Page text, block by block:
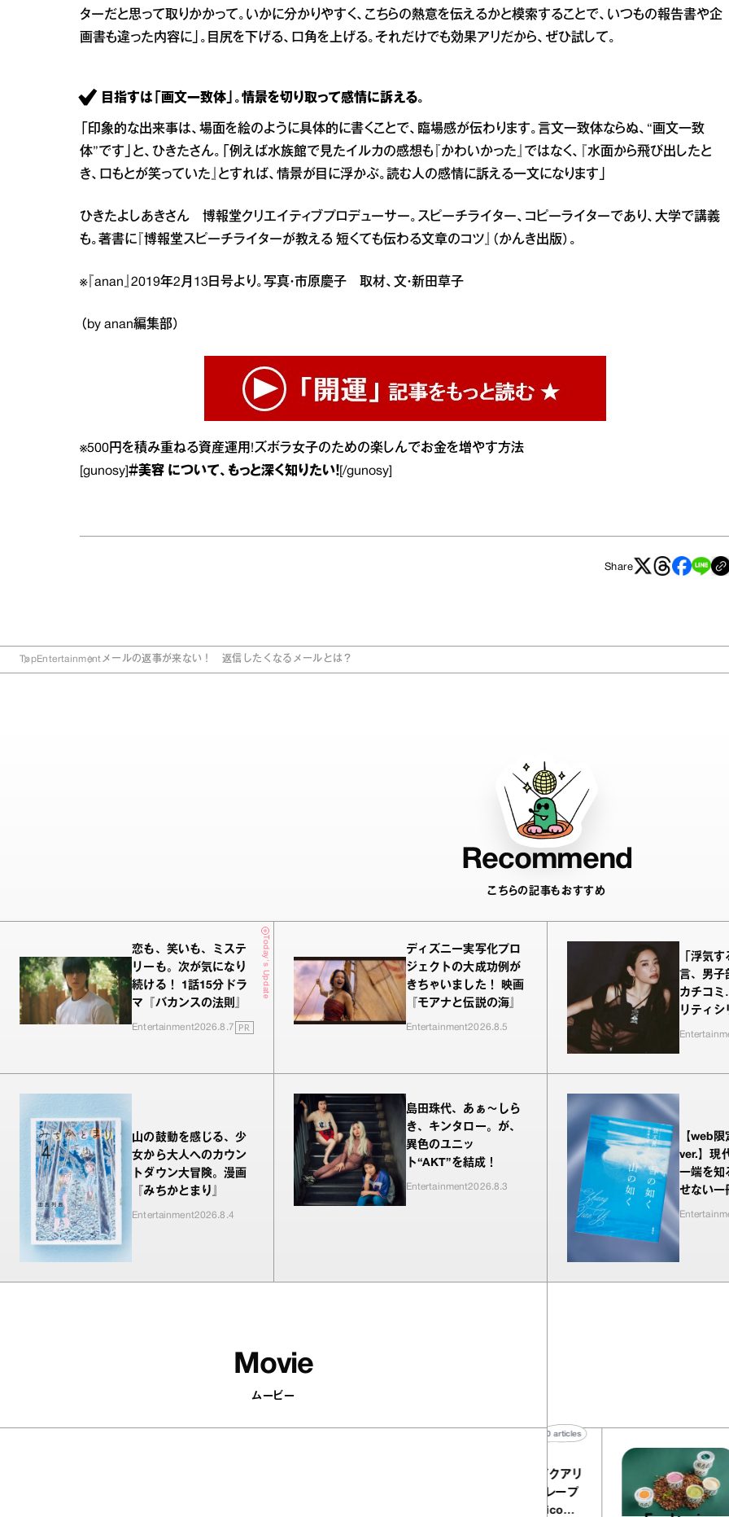
ターだと思って取りかかって。いかに分かりやすく、こちらの熱意を伝えるかと模索することで、いつもの報告書や企
画書も違った内容に」。目尻を下げる、口角を上げる。それだけでも効果アリだから、ぜひ試して。
目指すは「画文一致体」。情景を切り取って感情に訴える。
「印象的な出来事は、場面を絵のように具体的に書くことで、臨場感が伝わります。言文一致体ならぬ、“画文一致
体”です」と、ひきたさん。「例えば水族館で見たイルカの感想も『かわいかった』ではなく、『水面から飛び出したと
き、口もとが笑っていた』とすれば、情景が目に浮かぶ。読む人の感情に訴える一文になります」
ひきたよしあきさん 博報堂クリエイティブプロデューサー。スピーチライター、コピーライターであり、大学で講義
も。著書に『博報堂スピーチライターが教える 短くても伝わる文章のコツ』（かんき出版）。
※『anan』2019年2月13日号より。写真・市原慶子 取材、文・新田草子
（by anan編集部）
※500円を積み重ねる資産運用!ズボラ女子のための楽しんでお金を増やす方法
[gunosy] ＃美容 について、もっと深く知りたい！ [/gunosy]
Share
TopEntertainmentメールの返事が来ない！ 返信したくなるメールとは？
Recommend
こちらの記事もおすすめ
Today's Update
恋も、笑いも、ミステ
リーも。次が気になり
続ける！ 1話15分ドラ
マ『バカンスの法則』
Entertainment2026.8.7 PR
ディズニー実写化プロ
ジェクトの大成功例が
きちゃいました！ 映画
『モアナと伝説の海』
Entertainment2026.8.5
「浮気
言、男子
カチコ
リティシ
上等』シ
山の鼓動を感じる、少
女から大人へのカウン
トダウン大冒険。漫画
『みちかとまり』
Entertainment2026.8.4
島田珠代、あぁ〜しら
き、キンタロー。が、
異色のユニッ
ト“AKT”を結成！
Entertainment2026.8.3
【web
ver.】現
一端を知
せない一
が並ぶ『
Movie
ムービー
『EQUALLY atelier NOLE（イクアリ
ー アトリエ ノーレ）』のミルクレープ
キャラメルバニーユほか｜chico